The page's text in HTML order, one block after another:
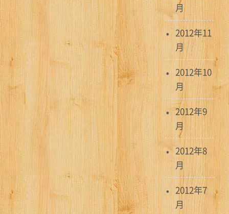
月
2012年11
月
2012年10
月
2012年9
月
2012年8
月
2012年7
月